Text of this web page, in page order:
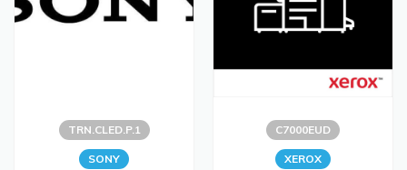
TRN.CLED.P.1
SONY
C7000EUD
XEROX